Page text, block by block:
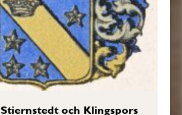
Stiernstedt och Klingspors